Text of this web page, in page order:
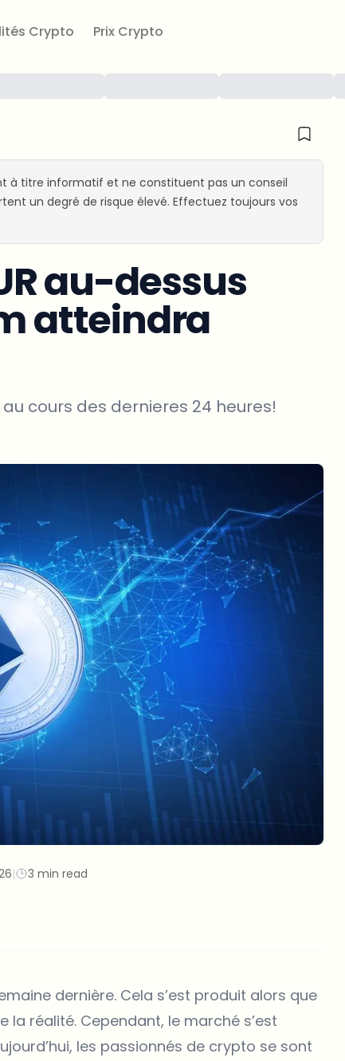
Crypto Prix Crypto
à titre informatif et ne constituent pas un conseil
un degré de risque élevé. Effectuez toujours vos
au-dessus
atteindra
cours des dernieres 24 heures!
| 3 min read
dernière. Cela s’est produit alors que
la réalité. Cependant, le marché s’est
les passionnés de crypto se sont